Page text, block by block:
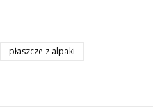
płaszcze z alpaki